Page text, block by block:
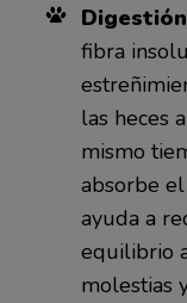
fibra
las heces
mismo
absorbe
ayuda a
equilibrio
molestias